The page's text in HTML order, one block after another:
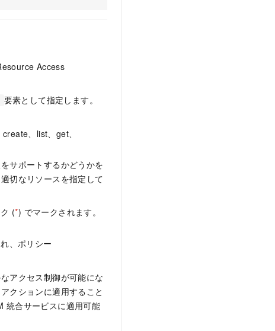
Access
要素として指定します。
、list、get、
サポートするかどうかを
切なリソースを指定して
(*) でマークされます。
、ポリシー
アクセス制御が可能にな
クションに適用すること
統合サービスに適用可能